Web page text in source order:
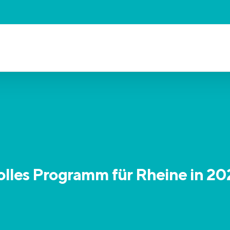
Programm für Rheine in